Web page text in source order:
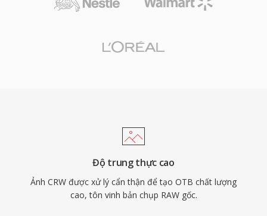
Độ trung thực cao
Ảnh CRW được xử lý cẩn thận để tạo OTB chất lượng
cao, tôn vinh bản chụp RAW gốc.